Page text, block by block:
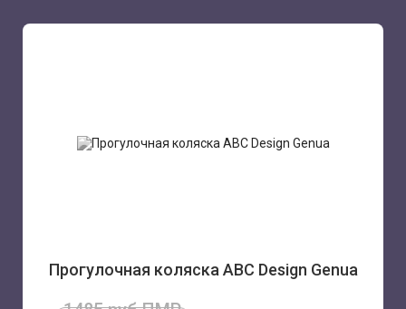
Прогулочная коляска ABC Design Genua